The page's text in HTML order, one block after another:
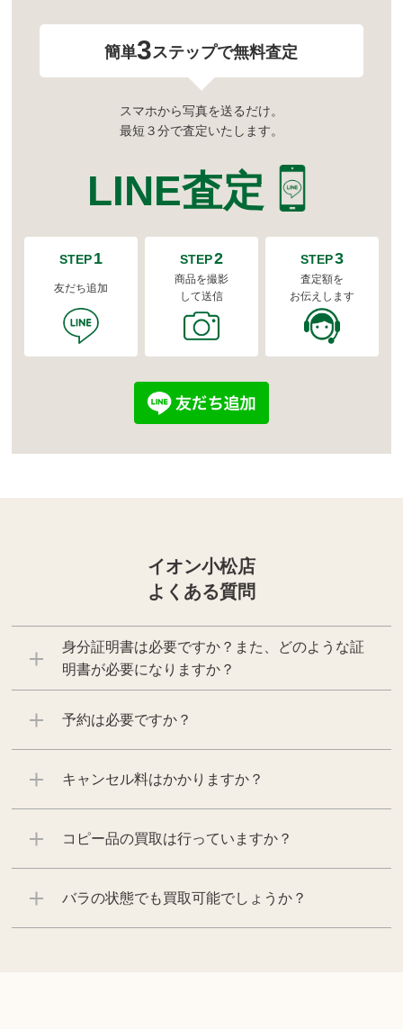
簡単3ステップで無料査定
スマホから写真を送るだけ。
最短３分で査定いたします。
LINE査定
STEP1
友だち追加
STEP2
商品を撮影
して送信
STEP3
査定額を
お伝えします
イオン小松店
よくある質問
身分証明書は必要ですか？また、どのような証
明書が必要になりますか？
予約は必要ですか？
キャンセル料はかかりますか？
コピー品の買取は行っていますか？
バラの状態でも買取可能でしょうか？